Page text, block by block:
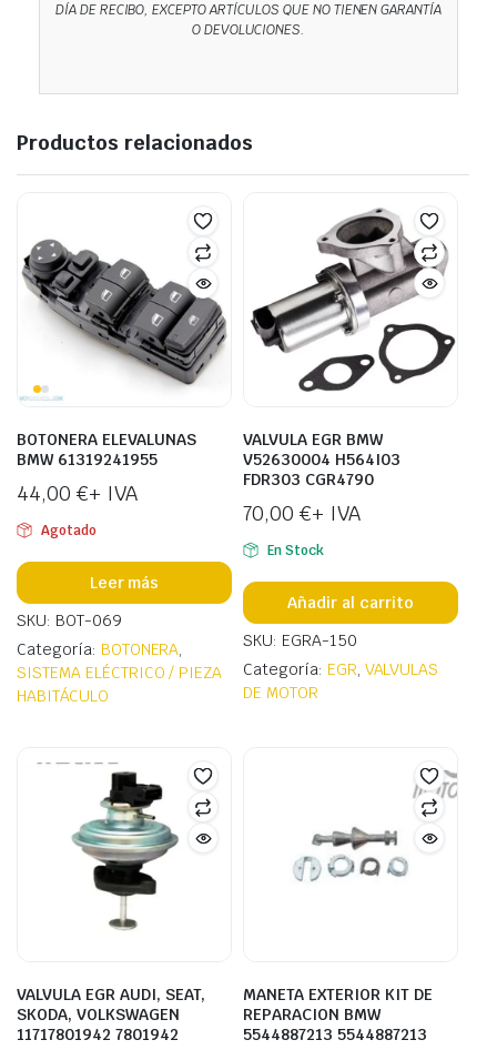
DÍA DE RECIBO, EXCEPTO ARTÍCULOS QUE NO TIENEN GARANTÍA
O DEVOLUCIONES.
Productos relacionados
BOTONERA ELEVALUNAS
BMW 61319241955
44,00 €+ IVA
Agotado
Leer más
SKU: BOT-069
Categoría: BOTONERA,
SISTEMA ELÉCTRICO / PIEZA
HABITÁCULO
VALVULA EGR BMW
V52630004 H564I03
FDR303 CGR4790
70,00 €+ IVA
En Stock
Añadir al carrito
SKU: EGRA-150
Categoría: EGR, VALVULAS
DE MOTOR
VALVULA EGR AUDI, SEAT,
SKODA, VOLKSWAGEN
11717801942 7801942
MANETA EXTERIOR KIT DE
REPARACION BMW
5544887213 5544887213